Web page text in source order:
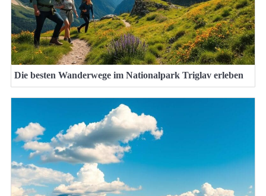
Die besten Wanderwege im Nationalpark Triglav erleben